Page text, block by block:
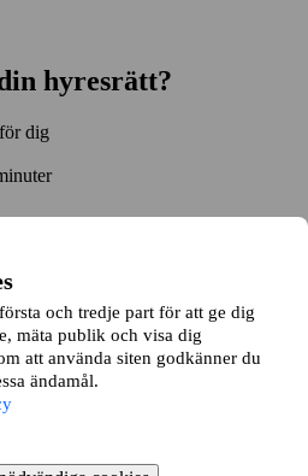
och tredje part för att ge dig
mäta publik och visa dig
att använda siten godkänner du
ändamål.
hyresrätt?
dig
Cookiepolicy